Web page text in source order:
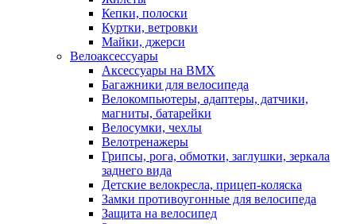
Кепки, полоски
Куртки, ветровки
Майки, джерси
Велоаксессуары
Аксессуары на BMX
Багажники для велосипеда
Велокомпьютеры, адаптеры, датчики,
магниты, батарейки
Велосумки, чехлы
Велотренажеры
Грипсы, рога, обмотки, заглушки, зеркала
заднего вида
Детские велокресла, прицеп-коляска
Замки противоугонные для велосипеда
Защита на велосипед